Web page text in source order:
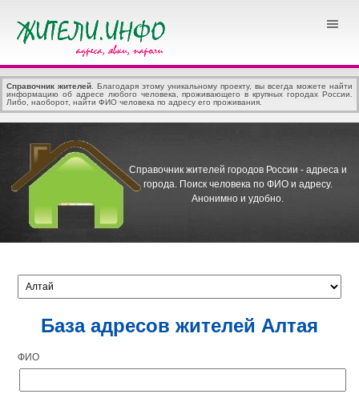
Справочник жителей . Благодаря этому уникальному проекту, вы всегда можете найти
информацию об адресе любого человека, проживающего в крупных городах России.
Либо, наоборот, найти ФИО человека по адресу его проживания.
Справочник жителей городов России - адреса и
города. Поиск человека по ФИО и адресу.
Анонимно и удобно.
База адресов жителей Алтая
ФИО